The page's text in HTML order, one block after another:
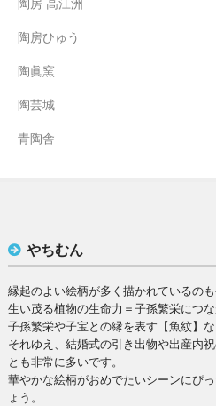
陶房 高江洲
陶房ひゅう
陶眞窯
陶芸城
青陶舎
やちむん
縁起のよい絵柄が多く描かれているのも
生い茂る植物の生命力＝子孫繁栄につ
子孫繁栄や子宝との縁を表す【魚紋】な
それゆえ、結婚式の引き出物や出産内
とも非常に多いです。
華やかな絵柄がおめでたいシーンにぴ
ょう。